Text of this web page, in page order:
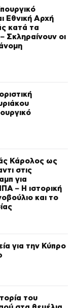
Εθνική Αρχή
κατά τα
Σκληραίνουν οι
Κάρολος ως
στις
για
– Η ιστορική
και το
για την Κύπρο
του